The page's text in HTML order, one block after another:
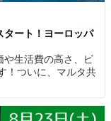
タート！ヨーロッパ
や生活費の高さ、ビ
！ついに、マルタ共